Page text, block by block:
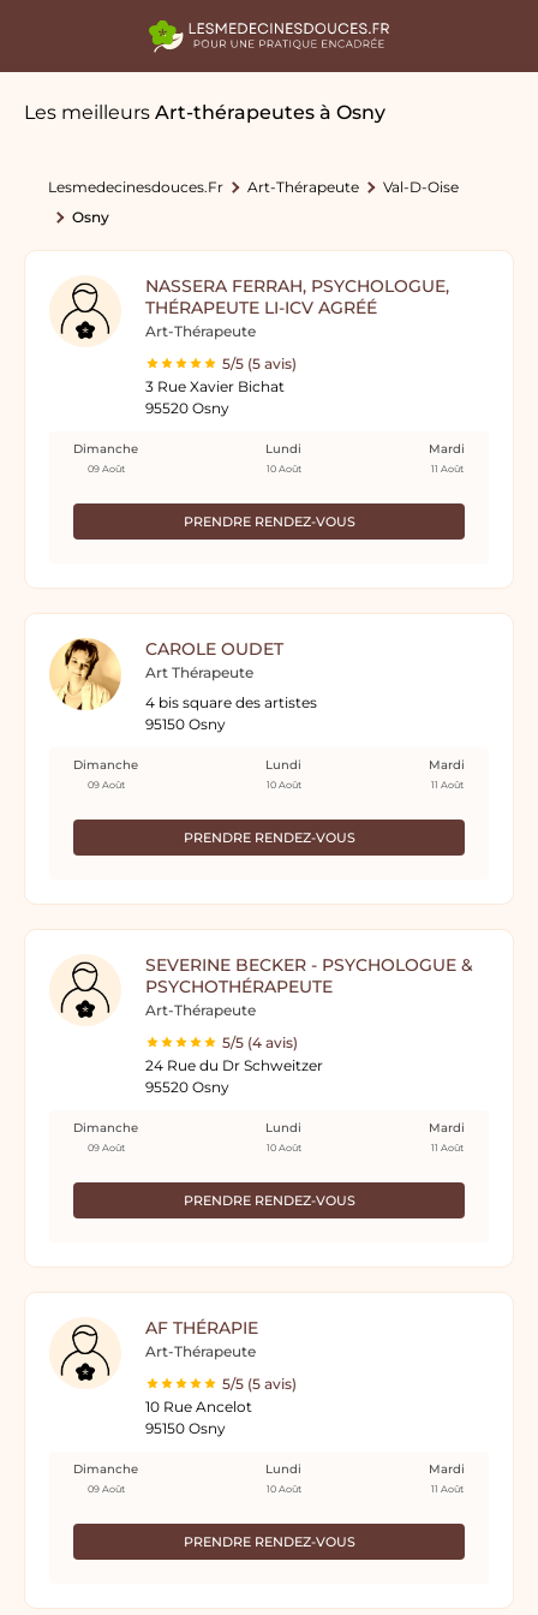
Les meilleurs Art-thérapeutes à Osny
Lesmedecinesdouces.fr Art-Thérapeute
Val-D-Oise
Osny
NASSERA FERRAH, PSYCHOLOGUE,
THÉRAPEUTE LI-ICV AGRÉÉ
Art-Thérapeute
5/5 (5 avis)
3 Rue Xavier Bichat
95520 Osny
PRENDRE RENDEZ-VOUS
Dimanche
09 Août
Lundi
10 Août
Mardi
11 Août
CAROLE OUDET
Art Thérapeute
4 bis square des artistes
95150 Osny
PRENDRE RENDEZ-VOUS
Dimanche
09 Août
Lundi
10 Août
Mardi
11 Août
SEVERINE BECKER - PSYCHOLOGUE &
PSYCHOTHÉRAPEUTE
Art-Thérapeute
5/5 (4 avis)
24 Rue du Dr Schweitzer
95520 Osny
PRENDRE RENDEZ-VOUS
Dimanche
09 Août
Lundi
10 Août
Mardi
11 Août
AF THÉRAPIE
Art-Thérapeute
5/5 (5 avis)
10 Rue Ancelot
95150 Osny
PRENDRE RENDEZ-VOUS
Dimanche
09 Août
Lundi
10 Août
Mardi
11 Août